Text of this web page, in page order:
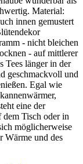
Material:
innen gemustert
- nicht bleichen
- auf mittlerer
Tees länger in der
geschmackvoll und
Egal wie
eine der
dem Tisch oder in
möglicherweise
Wärme und des